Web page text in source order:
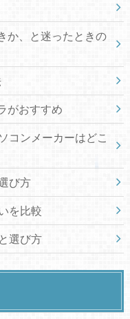
か、と迷ったときの
がおすすめ
コンメーカーはどこ
び方
を比較
選び方